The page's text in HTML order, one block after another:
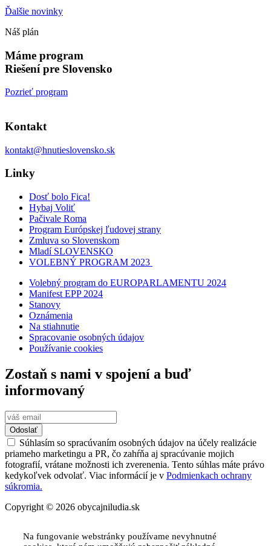
Ďalšie novinky
Náš plán
Máme program
Riešení pre Slovensko
Pozrieť program
Kontakt
kontakt@hnutieslovensko.sk
Linky
Dosť bolo Fica!
Hybaj Voliť
Pačivale Roma
Program Európskej ľudovej strany
Zmluva so Slovenskom
Mladí SLOVENSKO
VOLEBNÝ PROGRAM 2023
Volebný program do EUROPARLAMENTU 2024
Manifest EPP 2024
Stanovy
Oznámenia
Na stiahnutie
Spracovanie osobných údajov
Používanie cookies
Zostaň s nami v spojení a buď
informovaný
Odoslať
Súhlasím so spracúvaním osobných údajov na účely realizácie
priameho marketingu a PR, čo zahŕňa aj spracúvanie mojich
fotografií, vrátane možnosti ich zverenenia. Tento súhlas máte právo
kedykoľvek odvolať. Viac informácií je v Podmienkach ochrany
súkromia.
Copyright © 2026 obycajniludia.sk
Na fungovanie webstránky používame nevyhnutné